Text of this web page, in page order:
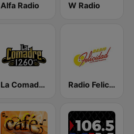
Alfa Radio W Radio
La Comadre 1260 AM Radio Felicidad 1180 AM